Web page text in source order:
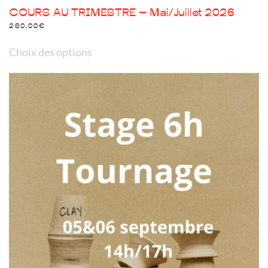
COURS AU TRIMESTRE – Mai/Juillet 2026
280,00€
Choix des options
a
Les
options
être
la
page